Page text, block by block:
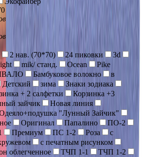
2 нав. (70*70) 24 пиковки
3d
mik/ станд. Ocean
Pike
Бамбуковое волокно
в
Детский зима
Знаки зодиака
+ 2 салфетки
Корзинка +3
зайчик
Новая линия
"Лунный Зайчик"
Оригинал Папалино
ПО-2
Премиум ПС 1-2 Роза
с
с печатным рисунком
облегченное ТЧП 1-1
ТЧП 1-2